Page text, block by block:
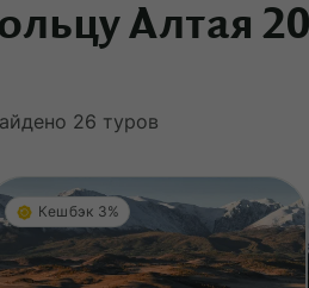
Сезоны
Алтая
26 туров
Кешбэк 3%